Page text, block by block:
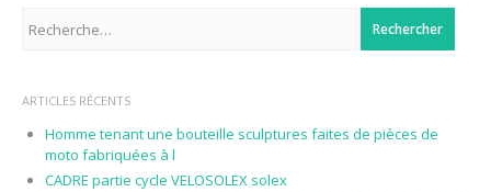
ARTICLES RÉCENTS
Homme tenant une bouteille sculptures faites de pièces de
moto fabriquées à l
CADRE partie cycle VELOSOLEX solex